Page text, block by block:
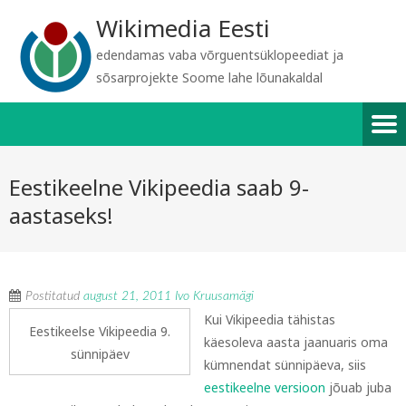
Wikimedia Eesti
edendamas vaba võrguentsüklopeediat ja
sõsarprojekte Soome lahe lõunakaldal
Eestikeelne Vikipeedia saab 9-
aastaseks!
Postitatud august 21, 2011 Ivo Kruusamägi
Eestikeelse Vikipeedia 9.
sünnipäev
Kui Vikipeedia tähistas
käesoleva aasta jaanuaris oma
kümnendat sünnipäeva, siis
eestikeelne versioon jõuab juba